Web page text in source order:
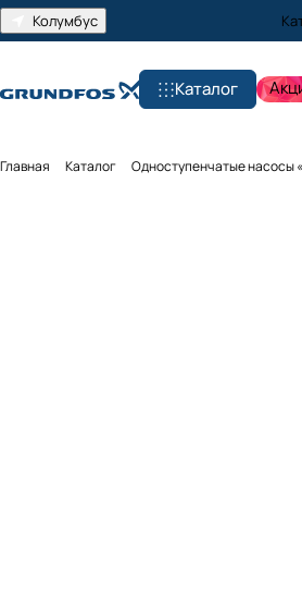
Колумбус
Каталог
Главная Каталог Одноступенчатые насосы